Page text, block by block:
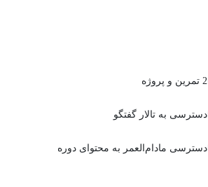
2 تمرین و پروژه
دسترسی به تالار گفتگو
دسترسی مادام‌العمر به محتوای دوره